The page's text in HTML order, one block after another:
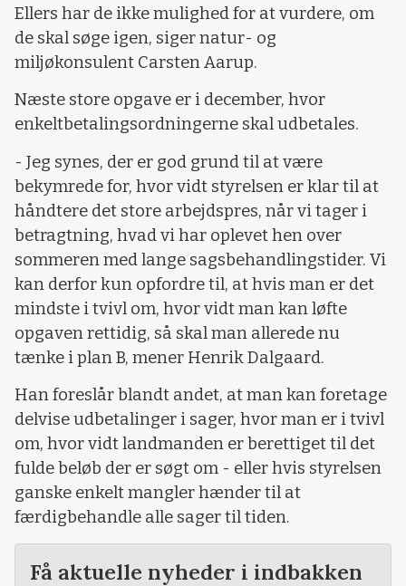
Ellers har de ikke mulighed for at vurdere, om
de skal søge igen, siger natur- og
miljøkonsulent Carsten Aarup.
Næste store opgave er i december, hvor
enkeltbetalingsordningerne skal udbetales.
- Jeg synes, der er god grund til at være
bekymrede for, hvor vidt styrelsen er klar til at
håndtere det store arbejdspres, når vi tager i
betragtning, hvad vi har oplevet hen over
sommeren med lange sagsbehandlingstider. Vi
kan derfor kun opfordre til, at hvis man er det
mindste i tvivl om, hvor vidt man kan løfte
opgaven rettidig, så skal man allerede nu
tænke i plan B, mener Henrik Dalgaard.
Han foreslår blandt andet, at man kan foretage
delvise udbetalinger i sager, hvor man er i tvivl
om, hvor vidt landmanden er berettiget til det
fulde beløb der er søgt om - eller hvis styrelsen
ganske enkelt mangler hænder til at
færdigbehandle alle sager til tiden.
Få aktuelle nyheder i indbakken